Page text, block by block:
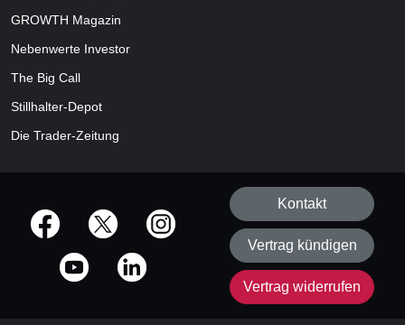
GROWTH Magazin
Nebenwerte Investor
The Big Call
Stillhalter-Depot
Die Trader-Zeitung
offizielle Social Media-Accounts
Kontakt
Vertrag kündigen
Vertrag widerrufen